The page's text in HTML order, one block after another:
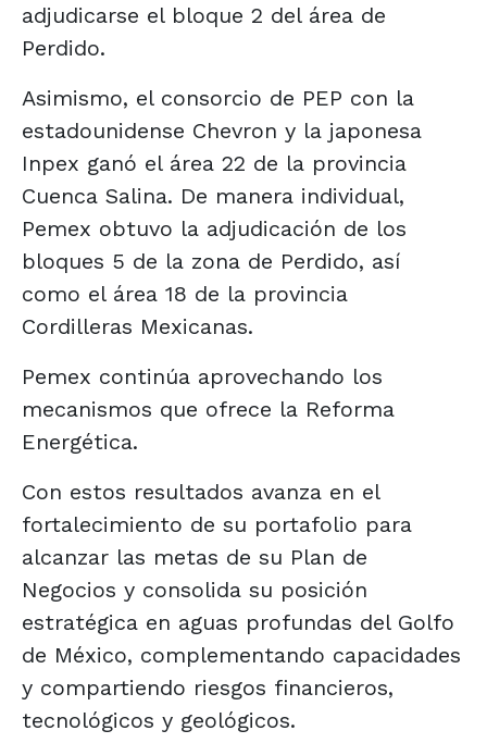
adjudicarse el bloque 2 del área de
Perdido.
Asimismo, el consorcio de PEP con la
estadounidense Chevron y la japonesa
Inpex ganó el área 22 de la provincia
Cuenca Salina. De manera individual,
Pemex obtuvo la adjudicación de los
bloques 5 de la zona de Perdido, así
como el área 18 de la provincia
Cordilleras Mexicanas.
Pemex continúa aprovechando los
mecanismos que ofrece la Reforma
Energética.
Con estos resultados avanza en el
fortalecimiento de su portafolio para
alcanzar las metas de su Plan de
Negocios y consolida su posición
estratégica en aguas profundas del Golfo
de México, complementando capacidades
y compartiendo riesgos financieros,
tecnológicos y geológicos.